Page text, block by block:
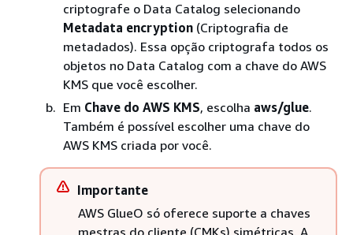
criptografe o Data Catalog selecionando
Metadata encryption (Criptografia de
metadados). Essa opção criptografa todos os
objetos no Data Catalog com a chave do AWS
KMS que você escolher.
Em Chave do AWS KMS, escolha aws/glue.
Também é possível escolher uma chave do
AWS KMS criada por você.
Importante
AWS GlueO só oferece suporte a chaves
mestras do cliente (CMKs) simétricas. A